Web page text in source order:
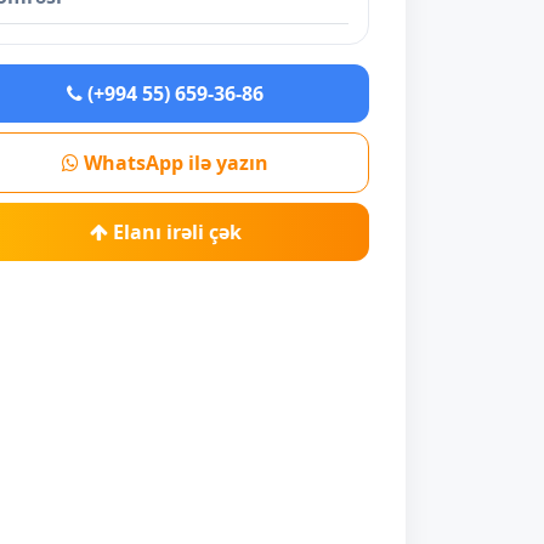
(+994 55) 659-36-86
WhatsApp ilə yazın
Elanı irəli çək